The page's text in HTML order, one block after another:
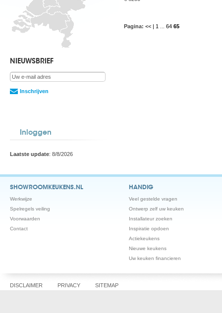
NIEUWSBRIEF
Inschrijven
Inloggen
Laatste update: 8/8/2026
Pagina: << | 1 64 65
SHOWROOMKEUKENS.NL
Werkwijze
Spelregels veiling
Voorwaarden
Contact
HANDIG
Veel gestelde vragen
Ontwerp zelf uw keuken
Installateur zoeken
Inspiratie opdoen
Actiekeukens
Nieuwe keukens
Uw keuken financieren
DISCLAIMER PRIVACY SITEMAP